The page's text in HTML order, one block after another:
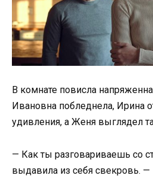
В комнате повисла
Ивановна побледнела, Ирина
удивления, а Женя выглядел
— Как ты разговариваешь со
выдавила из себя свекровь.